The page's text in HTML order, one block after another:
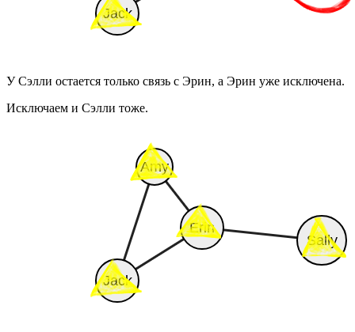
У Сэлли остается только связь с Эрин, а Эрин уже исключена.
Исключаем и Сэлли тоже.